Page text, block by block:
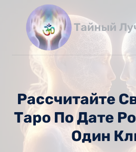
содержимому
Тайный
Рассчитайте
Таро По Дате
Один